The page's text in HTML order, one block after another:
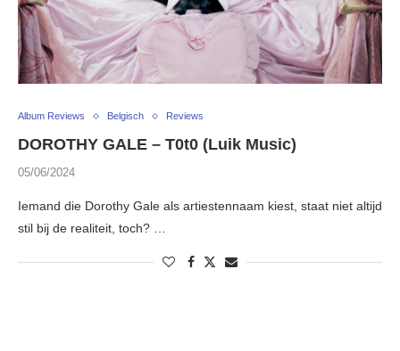
Album Reviews Belgisch Reviews
DOROTHY GALE – T0t0 (Luik Music)
05/06/2024
Iemand die Dorothy Gale als artiestennaam kiest, staat niet altijd
stil bij de realiteit, toch? …